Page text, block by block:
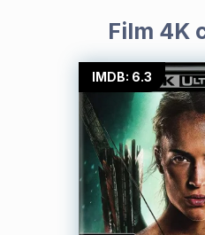
Film 4K
IMDB: 6.3